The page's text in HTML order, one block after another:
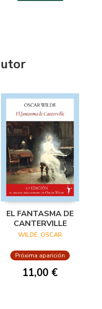
EL FANTASMA DE
CANTERVILLE
WILDE, OSCAR
Próxima aparición
11,00 €